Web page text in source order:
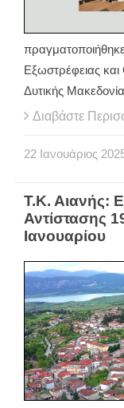
Εξωστρέφειας και
Δυτικής
Διαβάστε
22 Ιανουάριος
Τ.Κ. Αιανής:
Αντίστασης
Ιανουαρίου